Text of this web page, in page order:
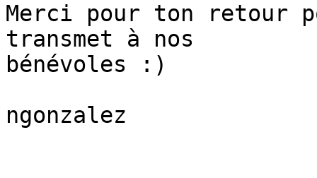
Merci pour ton retour
transmet à nos
bénévoles :)
ngonzalez